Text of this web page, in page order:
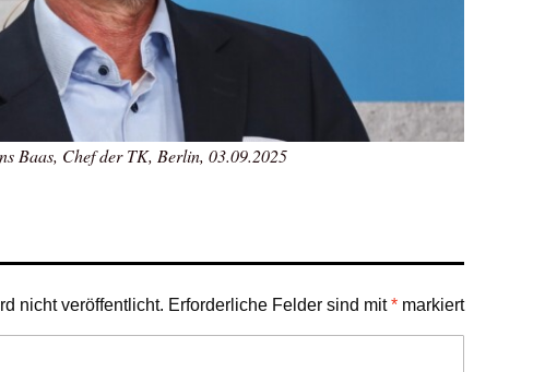
Baas, Chef der TK, Berlin, 03.09.2025
nicht veröffentlicht. Erforderliche Felder sind mit* markiert